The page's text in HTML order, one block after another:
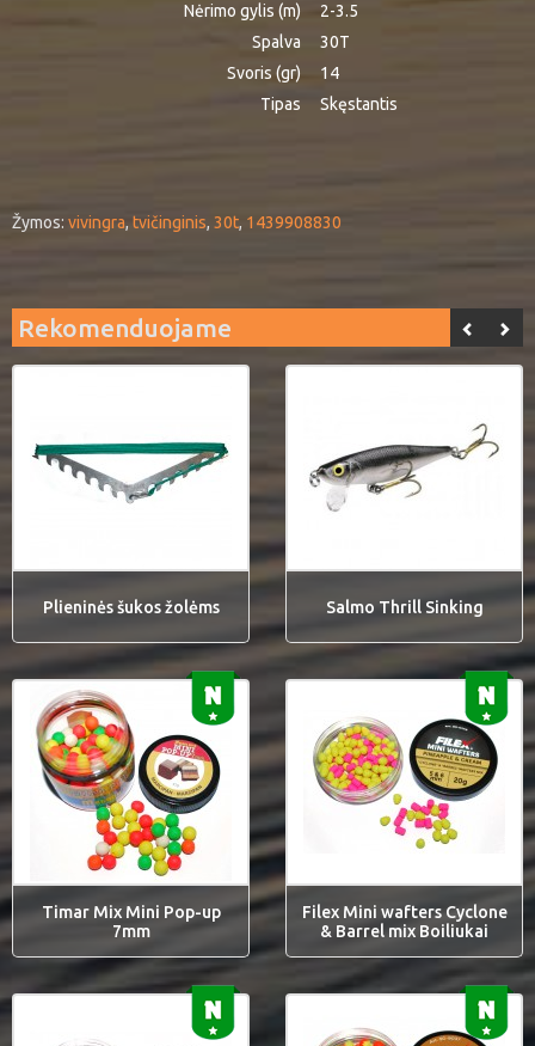
Nėrimo gylis (m)
2-3.5
Spalva
30T
Svoris (gr)
14
Tipas
Skęstantis
Žymos: vivingra,tvičinginis, 30t, 1439908830
Rekomenduojame
Plieninės šukos žolėms Salmo Thrill Sinking
Timar Mix Mini Pop-up
7mm
Filex Mini wafters Cyclone
& Barrel mix Boiliukai